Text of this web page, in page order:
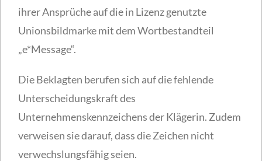
ihrer Ansprüche auf die in Lizenz genutzte
Unionsbildmarke mit dem Wortbestandteil
„e*Message“.
Die Beklagten berufen sich auf die fehlende
Unterscheidungskraft des
Unternehmenskennzeichens der Klägerin. Zudem
verweisen sie darauf, dass die Zeichen nicht
verwechslungsfähig seien.